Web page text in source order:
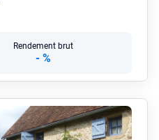
Rendement brut
- %